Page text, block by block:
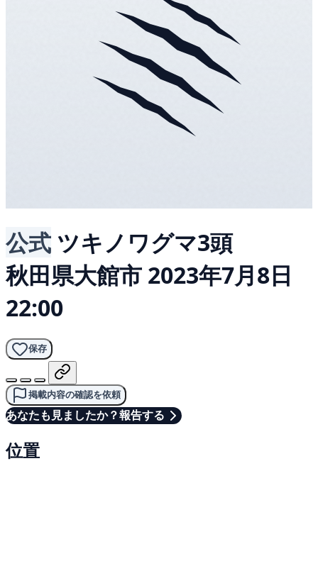
公式 ツキノワグマ3頭
秋田県大館市 2023年7月8日
22:00
保存
掲載内容の確認を依頼
あなたも見ましたか？報告する
位置